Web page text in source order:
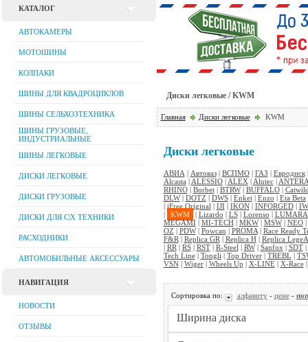
КАТАЛОГ
АВТОКАМЕРЫ
МОТОШИНЫ
КОЛПАКИ
ШИНЫ ДЛЯ КВАДРОЦИКЛОВ
ШИНЫ СЕЛЬХОЗТЕХНИКА
ШИНЫ ГРУЗОВЫЕ,
ИНДУСТРИАЛЬНЫЕ
ШИНЫ ЛЕГКОВЫЕ
ДИСКИ ЛЕГКОВЫЕ
ДИСКИ ГРУЗОВЫЕ
ДИСКИ ДЛЯ C|Х ТЕХНИКИ
РАСХОДНИКИ
АВТОМОБИЛЬНЫЕ АКСЕССУАРЫ
НАВИГАЦИЯ
НОВОСТИ
ОТЗЫВЫ
Диски легковые / KWM
Главная Диски легковые KWM
Диски легковые
АВИА | Автоваз| ВСПМО| ГАЗ | Евродиск
Alcasta | ALESSIO| ALEX | Alutec| ANTERA
RHINO| Borbet| BTRW| BUFFALO|
DLW| DOTZ | DWS| Enkei | Enzo | Eta Beta
| iFree Original | IJI | IKON| INFORGED|
|
KWM | Lizardo | LS| Lorenso |
MEGAMI | MI-TECH| MKW| MSW| NEO|
OZ | PDW| Powcan | PROMA| Race Ready
F&R | Replica GR | Replica H| Replica
| RR | RS| RST| R-Steel | RW| Sanfox | SDT|
Tech Line| Tongli | Top Driver| TREBL |
VSN| Wiger| Wheels Up | X-LINE| X-Race
Сортировка по: алфавиту- цене-